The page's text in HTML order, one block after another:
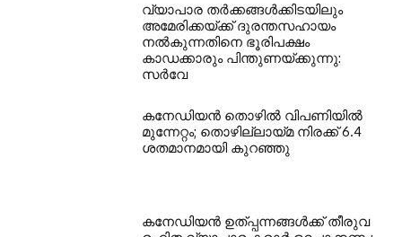
വ്യാപാര തര്‍ക്കങ്ങള്‍ക്കിടയിലും
അമേരിക്കയ്ക്ക് ദുരന്തസഹായം
നല്‍കുന്നതിനെ ഭൂരിപക്ഷം
കാഡക്കാരും പിന്തുണയ്ക്കുന്നു:
സര്‍വേ
കനേഡിയന്‍ തൊഴില്‍ വിപണിയില്‍
മുന്നേറ്റം; തൊഴില്ലായ്മ നിരക്ക് 6.4
ശതമാനമായി കുറഞ്ഞു
കനേഡിയന്‍ ഉത്പ്പന്നങ്ങള്‍ക്ക് തീരുവ